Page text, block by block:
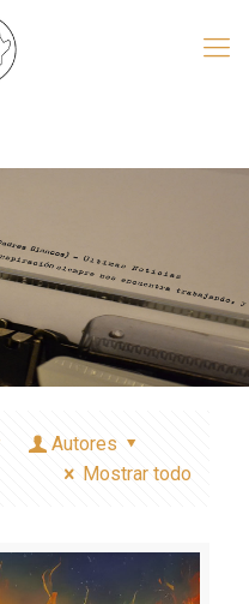
Autores
Mostrar todo